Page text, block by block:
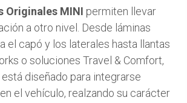
Originales MINI permiten llevar
a otro nivel. Desde láminas
el capó y los laterales hasta llantas
o soluciones Travel & Comfort,
diseñado para integrarse
el vehículo, realzando su carácter